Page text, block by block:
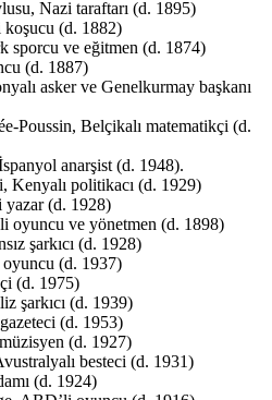
Nazi taraftarı (d. 1895)
(d. 1882)
sporcu ve eğitmen (d. 1874)
(d. 1887)
asker ve Genelkurmay başkanı
Poussin, Belçikalı matematikçi (d.
anarşist (d. 1948).
Kenyalı politikacı (d. 1929)
(d. 1928)
oyuncu ve yönetmen (d. 1898)
şarkıcı (d. 1928)
(d. 1937)
(d. 1975)
şarkıcı (d. 1939)
(d. 1953)
(d. 1927)
besteci (d. 1931)
(d. 1924)